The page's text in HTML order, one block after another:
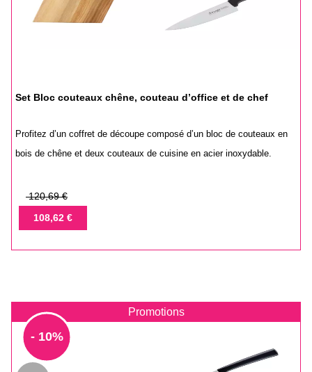
Set Bloc couteaux chêne, couteau d’office et de chef
Profitez d’un coffret de découpe composé d’un bloc de couteaux en
bois de chêne et deux couteaux de cuisine en acier inoxydable.
Prix
base
120,69 €
Prix108,62 €
Promotions
- 10%